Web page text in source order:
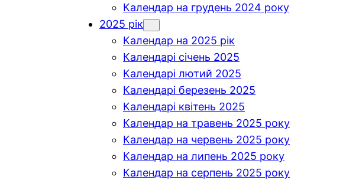
Календар на грудень 2024 року
2025 рік
Календар на 2025 рік
Календарі січень 2025
Календарі лютий 2025
Календарі березень 2025
Календарі квітень 2025
Календар на травень 2025 року
Календар на червень 2025 року
Календар на липень 2025 року
Календар на серпень 2025 року